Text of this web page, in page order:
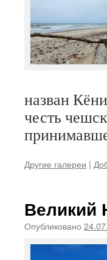
назван
честь
Другие галереи |
Великий
Опубликовано